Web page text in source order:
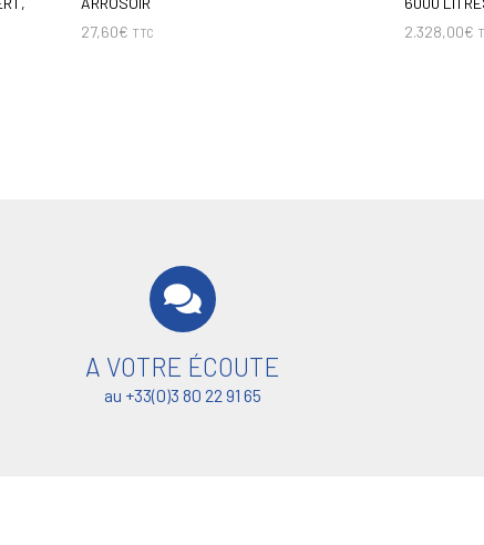
27,60€ TTC
2.328,00€
A VOTRE ÉCOUTE
au +33(0)3 80 22 91 65